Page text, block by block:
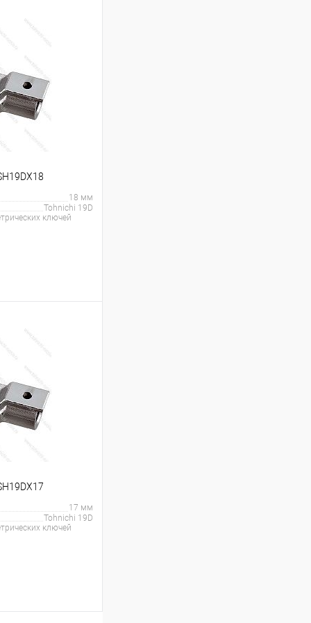
18 мм
Tohnichi 19D
ключей
Сравнение
Под заказ
17 мм
Tohnichi 19D
ключей